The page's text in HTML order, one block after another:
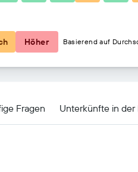
Fragen Unterkünfte in der
Höher Basierend auf